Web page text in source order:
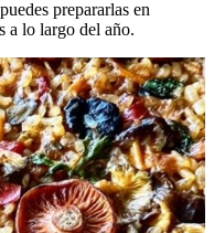
prepararlas en
a lo largo del año.